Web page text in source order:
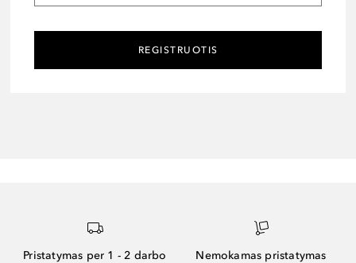
REGISTRUOTIS
Pristatymas per 1 - 2 darbo
Nemokamas pristatymas